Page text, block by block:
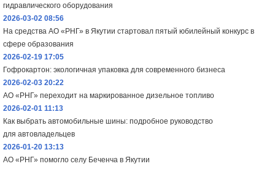
гидравлического оборудования
2026-03-02 08:56
На средства АО «РНГ» в Якутии стартовал пятый юбилейный конкурс в
сфере образования
2026-02-19 17:05
Гофрокартон: экологичная упаковка для современного бизнеса
2026-02-03 20:22
АО «РНГ» переходит на маркированное дизельное топливо
2026-02-01 11:13
Как выбрать автомобильные шины: подробное руководство
для автовладельцев
2026-01-20 13:13
АО «РНГ» помогло селу Беченча в Якутии